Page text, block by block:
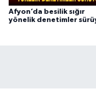
Afyon’da besilik sığır
yönelik denetimler